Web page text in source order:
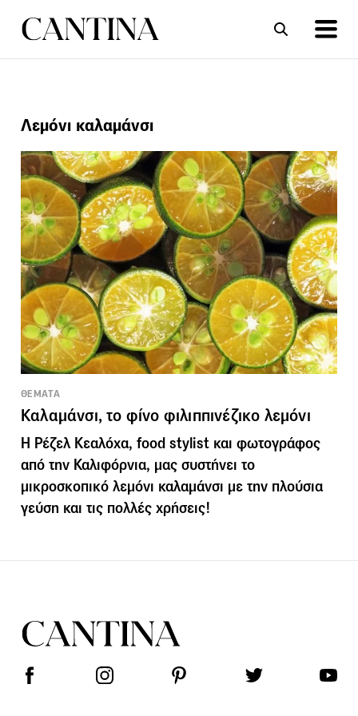
ΣΥΝΤΑΓΕΣ
Λεμόνι καλαμάνσι
ΘΕΜΑΤΑ
Καλαμάνσι, το φίνο φιλιππινέζικο λεμόνι
Η Ρέζελ Κεαλόχα, food stylist και φωτογράφος
από την Καλιφόρνια, μας συστήνει το
μικροσκοπικό λεμόνι καλαμάνσι με την πλούσια
γεύση και τις πολλές χρήσεις!